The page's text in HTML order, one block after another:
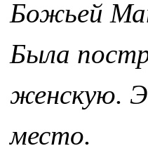
Божьей
Была
женскую.
место.